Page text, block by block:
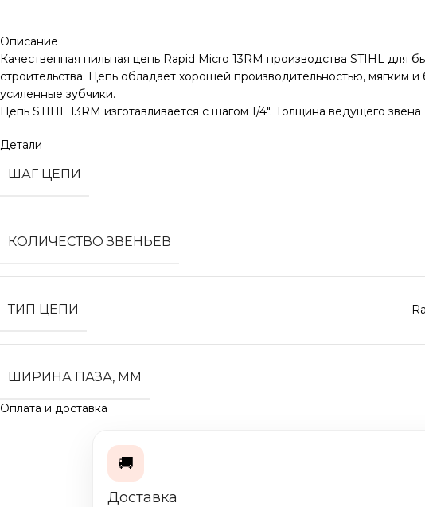
Описание
Качественная пильная цепь Rapid Micro 13RM производства STIHL
строительства. Цепь обладает хорошей производительностью,
усиленные зубчики.
Цепь STIHL 13RM изготавливается с шагом 1/4″. Толщина ведущего звена
Детали
ШАГ ЦЕПИ
КОЛИЧЕСТВО ЗВЕНЬЕВ
ТИП ЦЕПИ
ШИРИНА ПАЗА, ММ
Оплата и доставка
🚚
Доставка